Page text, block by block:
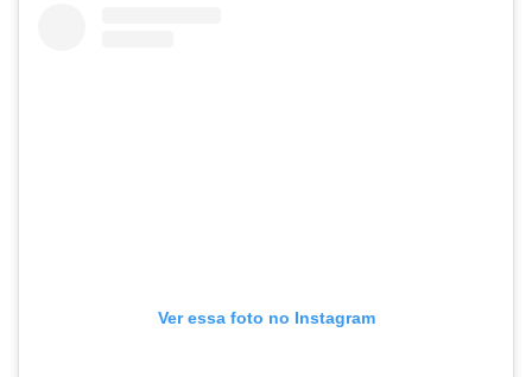
Ver essa foto no Instagram